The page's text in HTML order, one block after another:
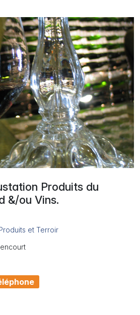
Dégustation Produits du Terroir
&/ou Vins.
Produits du
&/ou Vins.
et Terroir